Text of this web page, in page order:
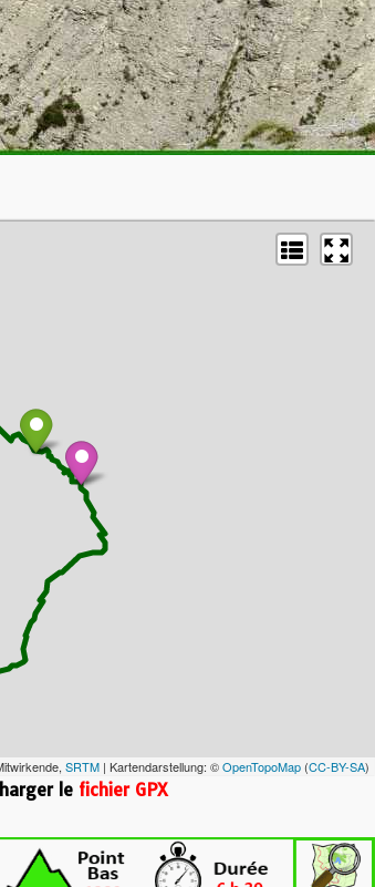
SRTM | Kartendarstellung: ©OpenTopoMap (CC-BY-SA)
le fichier GPX